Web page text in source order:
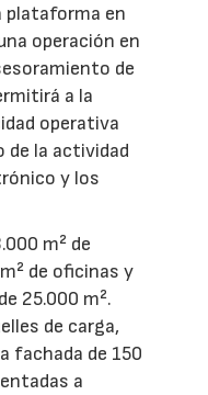
plataforma en
operación en
de
a la
operativa
de la actividad
y los
m² de
de oficinas y
25.000 m².
de carga,
fachada de 150
a